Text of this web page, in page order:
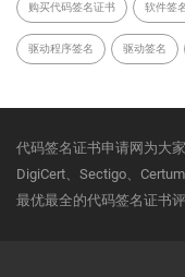
购买代码签名证书 软件签
驱动程序签名 驱动签名
代码签名证书申请网为大
DigiCert、Sectigo、
最优最全的代码签名证书